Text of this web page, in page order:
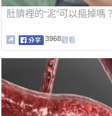
肚臍裡的“泥”可以摳掉嗎
3968觀看